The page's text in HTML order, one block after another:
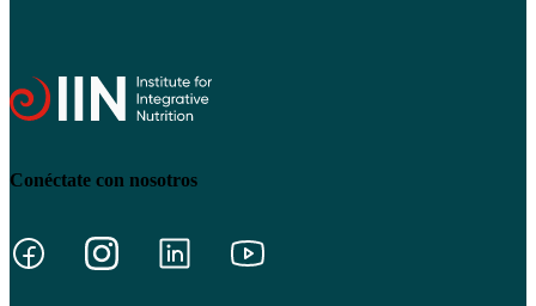
Conéctate con nosotros